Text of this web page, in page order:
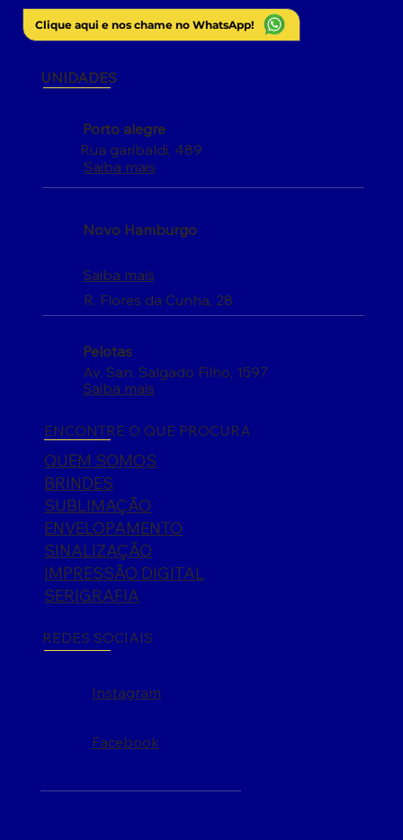
Clique aqui e nos chame no WhatsApp!
UNIDADES
Porto alegre
Saiba mais
Rua garibaldi, 489
Novo Hamburgo
R. Flores da Cunha, 28
Saiba mais
Pelotas
Av. San. Salgado Filho, 1597
Saiba mais
ENCONTRE O QUE PROCURA
QUEM SOMOS
BRINDES
SUBLIMAÇÃO
ENVELOPAMENTO
SINALIZAÇÃO
IMPRESSÃO DIGITAL
SERIGRAFIA
REDES SOCIAIS
Instagram
Facebook